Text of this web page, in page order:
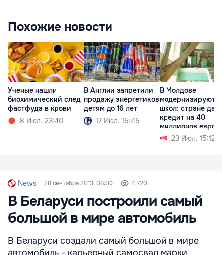
Похожие новости
Ученые нашли
биохимический след
фастфуда в крови
8 Июл. 23:40
В Англии запретили
продажу энергетиков
детям до 16 лет
17 Июл. 15:45
В Молдове
модернизируют
школ: стране
кредит на 40
миллионов евро
23 Июл. 15:12
News 28 сентября 2013, 08:00 4 720
В Беларуси построили самый
большой в мире автомобиль
В Беларуси создали самый большой в мире
автомобиль - карьерный самосвал марки